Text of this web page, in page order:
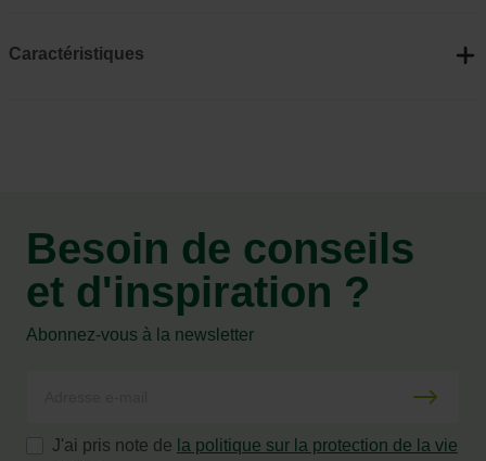
Caractéristiques
Besoin de conseils
et d'inspiration ?
Abonnez-vous à la newsletter
J'ai pris note de la politique sur la protection de la vie